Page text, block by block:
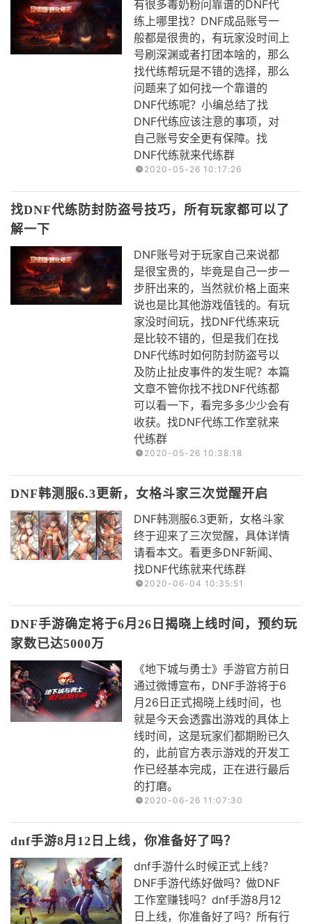
有很多毒奶粉问靠谱的DNF代
练上哪里找？DNF成品账号一
般都是很贵的，有玩家没时间上
号刷深渊或者打团本啥的，那么
找代练帮玩是不错的选择，那么
问题来了如何找一个靠谱的
DNF代练呢？小编总结了找
DNF代练应该注意的事项，对
自己账号安全更有保障。找
DNF代练就来代练群
2020-05-26 10:17:26
找DNF代练防封防盗号技巧，所有玩家都可以了
解一下
DNF账号对于玩家自己来说都
是很宝贵的，毕竟是自己一步一
步肝出来的，当然就价格上面来
说也是比其他游戏值钱的。有玩
家没时间玩，找DNF代练来玩
是比较不错的，但是我们在找
DNF代练时如何防封防盗号以
及防止扯皮事件的发生呢？本篇
文章不管你找不找DNF代练都
可以看一下，看完多多少少会有
收获。找DNF代练工作室就来
代练群
2020-05-26 10:38:18
DNF韩测服6.3更新，女格斗家三次觉醒开启
DNF韩测服6.3更新，女格斗家
终于迎来了三次觉醒，具体详情
请看本文。看更多DNF新闻、
找DNF代练就来代练群
2020-06-04 10:35:51
DNF手游确定将于6月26日揭晓上线时间，预约玩
家数已达5000万
​《地下城与勇士》手游官方前日
通过微博宣布，DNF手游将于6
月26日正式揭晓上线时间，也
就是今天会透露出游戏的具体上
线时间，这是玩家们都期盼已久
的，此前官方表示游戏的开发工
作已经基本完成，正在进行最后
的打磨。
2020-06-26 11:07:30
dnf手游8月12日上线，你准备好了吗？
dnf手游什么时候正式上线？
DNF手游代练好做吗？做DNF
工作室赚钱吗？dnf手游8月12
日上线，你准备好了吗？所有行